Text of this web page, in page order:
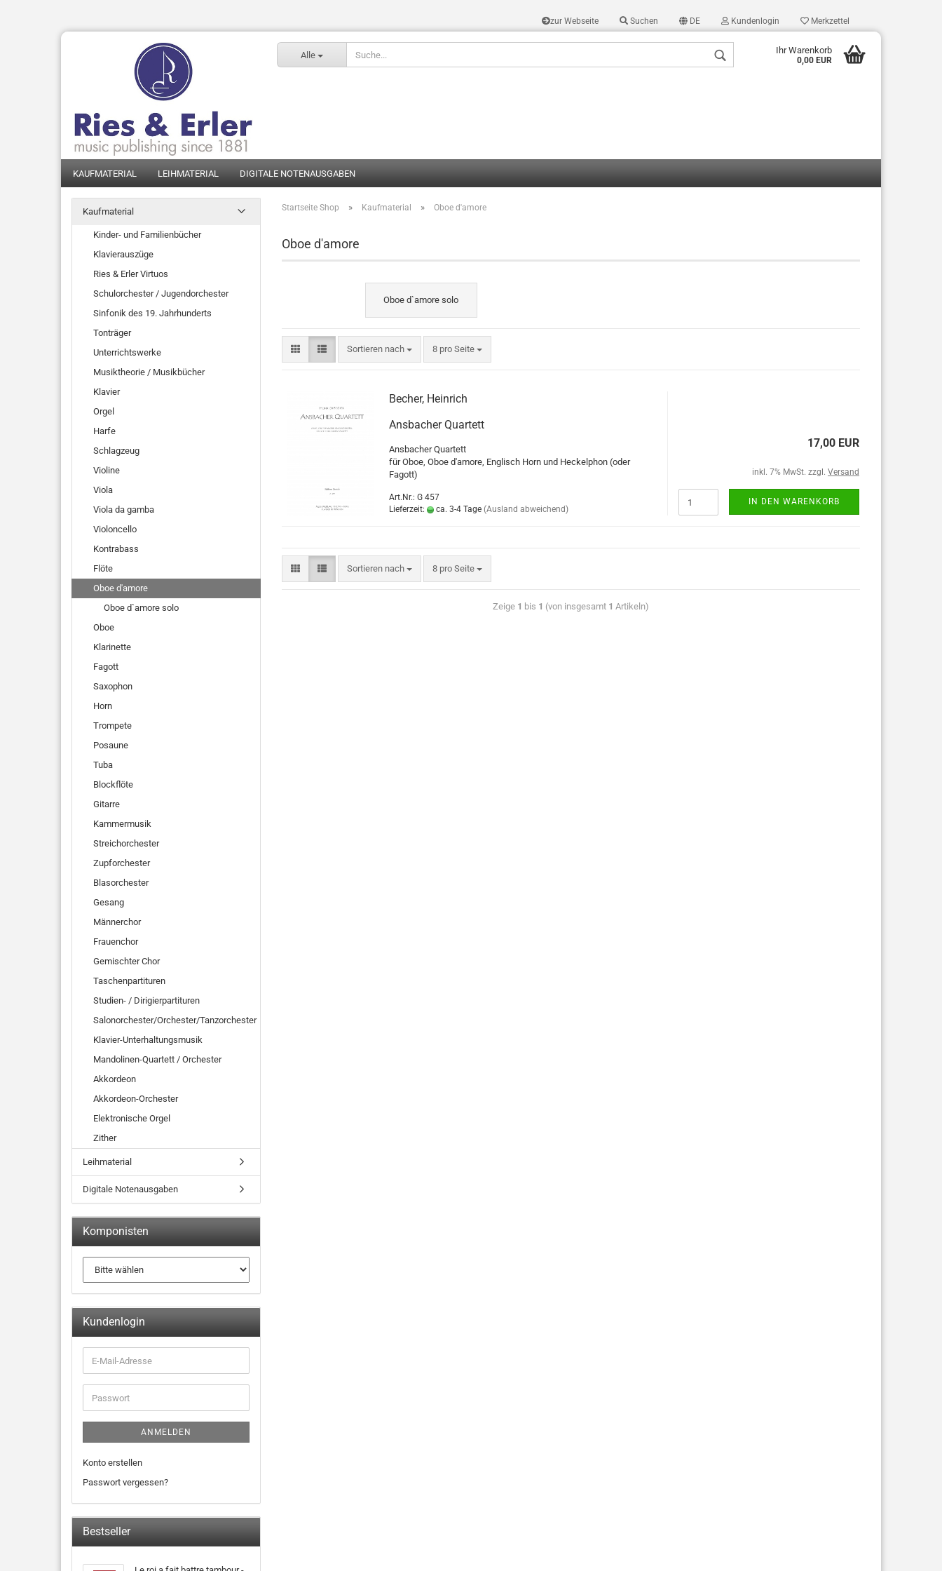
zur Webseite Suchen DE Kundenlogin Merkzettel
Alle Ihr Warenkorb
0,00 EUR
KAUFMATERIAL LEIHMATERIAL DIGITALE NOTENAUSGABEN
Startseite Shop » Kaufmaterial » Oboe d'amore
Oboe d'amore
Oboe d`amore solo
Sortieren nach 8 pro Seite
Becher, Heinrich
Ansbacher Quartett
Ansbacher Quartett
für Oboe, Oboe d'amore, Englisch Horn und Heckelphon (oder
Fagott)
Art.Nr.: G 457
Lieferzeit:
ca. 3-4 Tage (Ausland abweichend)
17,00 EUR
inkl. 7% MwSt. zzgl. Versand
IN DEN WARENKORB
Sortieren nach 8 pro Seite
Zeige 1 bis 1 (von insgesamt 1 Artikeln)
Kaufmaterial
Kinder- und Familienbücher
Klavierauszüge
Ries & Erler Virtuos
Schulorchester / Jugendorchester
Sinfonik des 19. Jahrhunderts
Tonträger
Unterrichtswerke
Musiktheorie / Musikbücher
Klavier
Orgel
Harfe
Schlagzeug
Violine
Viola
Viola da gamba
Violoncello
Kontrabass
Flöte
Oboe d'amore
Oboe d`amore solo
Oboe
Klarinette
Fagott
Saxophon
Horn
Trompete
Posaune
Tuba
Blockflöte
Gitarre
Kammermusik
Streichorchester
Zupforchester
Blasorchester
Gesang
Männerchor
Frauenchor
Gemischter Chor
Taschenpartituren
Studien- / Dirigierpartituren
Salonorchester/Orchester/Tanzorchester
Klavier-Unterhaltungsmusik
Mandolinen-Quartett / Orchester
Akkordeon
Akkordeon-Orchester
Elektronische Orgel
Zither
Leihmaterial
Digitale Notenausgaben
Komponisten
Kundenlogin
ANMELDEN
Konto erstellen
Passwort vergessen?
Bestseller